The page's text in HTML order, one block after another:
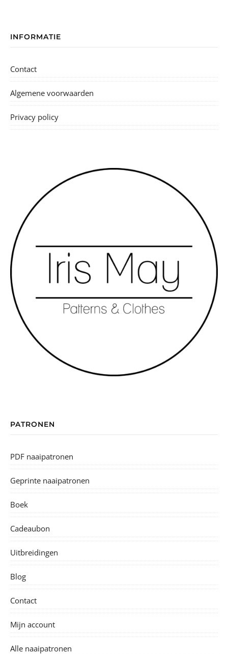
INFORMATIE
Contact
Algemene voorwaarden
Privacy policy
PATRONEN
PDF naaipatronen
Geprinte naaipatronen
Boek
Cadeaubon
Uitbreidingen
Blog
Contact
Mijn account
Alle naaipatronen